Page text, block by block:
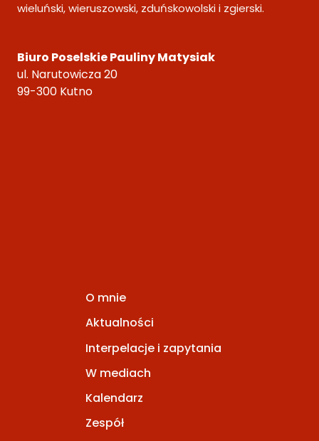
wieluński, wieruszowski, zduńskowolski i zgierski.
Biuro Poselskie Pauliny Matysiak
ul. Narutowicza 20
99-300 Kutno
O mnie
Aktualności
Interpelacje i zapytania
W mediach
Kalendarz
Zespół